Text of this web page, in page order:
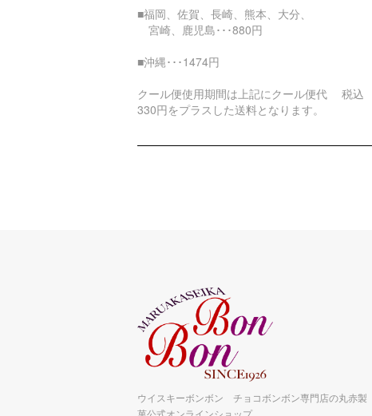
■福岡、佐賀、長崎、熊本、大分、
宮崎、鹿児島･･･880円
■沖縄･･･1474円
クール便使用期間は上記にクール便代 税込
330円をプラスした送料となります。
ウイスキーボンボン チョコボンボン専門店の丸赤製
菓公式オンラインショップ